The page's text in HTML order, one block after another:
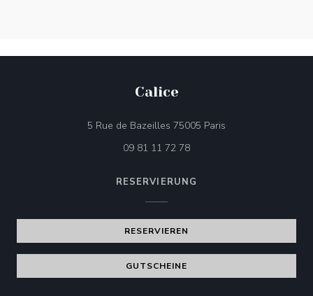
Calice
5 Rue de Bazeilles 75005 Paris
09 81 11 72 78
RESERVIERUNG
RESERVIEREN
GUTSCHEINE